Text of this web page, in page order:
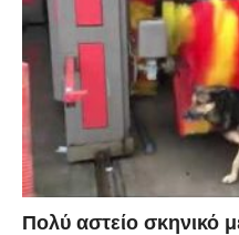
γνωστά.
Πολύ αστείο σκηνικό